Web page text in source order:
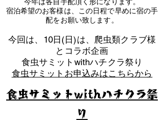
​宿泊希望のお客様は、この日程で早めに宿の手
配をお願い致します。
​今回は、10日(日)は、爬虫類クラブ様
とコラボ企画
​食虫サミットwithハチクラ祭り
食虫サミットお申込みはこちらから
食虫サミットwithハチクラ祭
り